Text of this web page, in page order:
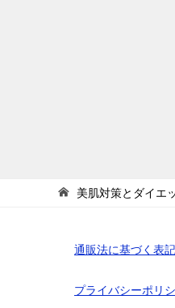
美肌対策とダイエ
通販法に基づく表
プライバシーポリ